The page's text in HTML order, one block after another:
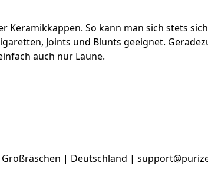
Keramikkappen. So kann man sich stets
Joints und Blunts geeignet.
auch nur Laune.
Großräschen | Deutschland |